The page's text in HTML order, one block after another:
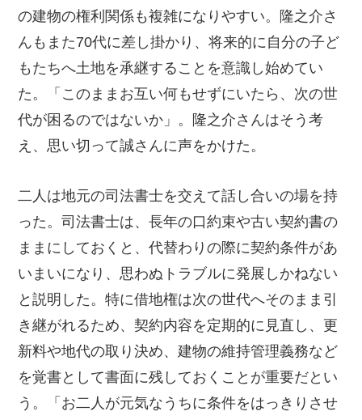
の建物の権利関係も複雑になりやすい。隆之介さ
んもまた70代に差し掛かり、将来的に自分の子ど
もたちへ土地を承継することを意識し始めてい
た。「このままお互い何もせずにいたら、次の世
代が困るのではないか」。隆之介さんはそう考
え、思い切って誠さんに声をかけた。
二人は地元の司法書士を交えて話し合いの場を持
った。司法書士は、長年の口約束や古い契約書の
ままにしておくと、代替わりの際に契約条件があ
いまいになり、思わぬトラブルに発展しかねない
と説明した。特に借地権は次の世代へそのまま引
き継がれるため、契約内容を定期的に見直し、更
新料や地代の取り決め、建物の維持管理義務など
を覚書として書面に残しておくことが重要だとい
う。「お二人が元気なうちに条件をはっきりさせ